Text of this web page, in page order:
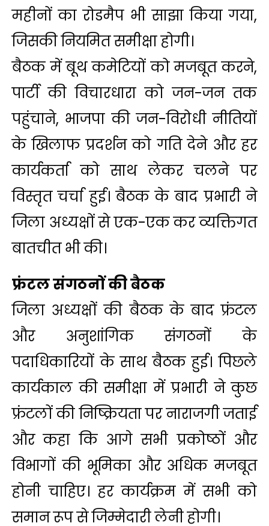
महीनों का रोडमैप भी साझा किया गया,
जिसकी नियमित समीक्षा होगी।
बैठक में बूथ कमेटियों को मजबूत करने,
पार्टी की विचारधारा को जन-जन तक
पहुंचाने, भाजपा की जन-विरोधी नीतियों
के खिलाफ प्रदर्शन को गति देने और हर
कार्यकर्ता को साथ लेकर चलने पर
विस्तृत चर्चा हुई। बैठक के बाद प्रभारी ने
जिला अध्यक्षों से एक-एक कर व्यक्तिगत
बातचीत भी की।
फ्रंटल संगठनों की बैठक
जिला अध्यक्षों की बैठक के बाद फ्रंटल
और अनुशांगिक संगठनों के
पदाधिकारियों के साथ बैठक हुई। पिछले
कार्यकाल की समीक्षा में प्रभारी ने कुछ
फ्रंटलों की निष्क्रियता पर नाराजगी जताई
और कहा कि आगे सभी प्रकोष्ठों और
विभागों की भूमिका और अधिक मजबूत
होनी चाहिए। हर कार्यक्रम में सभी को
समान रूप से जिम्मेदारी लेनी होगी।